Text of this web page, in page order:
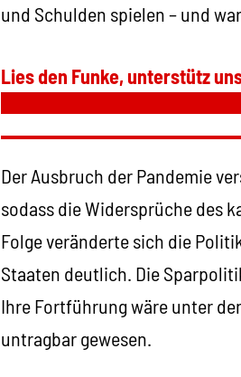
und Schulden spielen – und
Lies den Funke, unterstütz
Der Ausbruch der Pandemie
sodass die Widersprüche des
Folge veränderte sich die
Staaten deutlich. Die
Ihre Fortführung wäre unter
untragbar gewesen.